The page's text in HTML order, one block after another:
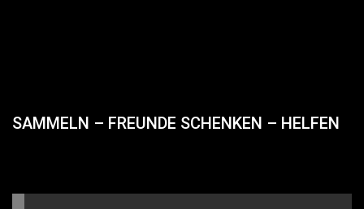
SAMMELN – FREUNDE SCHENKEN – HELFEN